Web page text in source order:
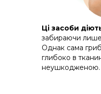
Ці засоби
забираючи
Однак сама
глибоко в
неушкодженою.